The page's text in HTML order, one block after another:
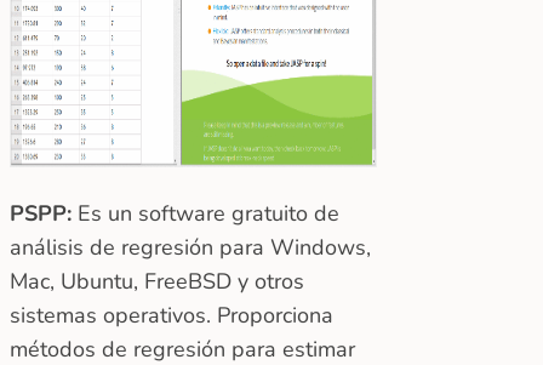
PSPP: Es un software gratuito de
análisis de regresión para Windows,
Mac, Ubuntu, FreeBSD y otros
sistemas operativos. Proporciona
métodos de regresión para estimar